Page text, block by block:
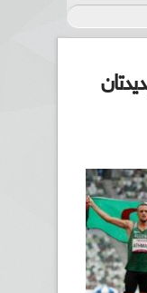
جديدتان